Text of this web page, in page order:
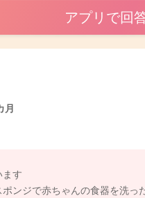
赤ちゃんに触れるだけであれば
いる手を赤ちゃんが舐めてしま
まうようなことがなければ、
みてください。
す。
アプリで回
月
ます
ンジで赤ちゃんの食器を洗っ